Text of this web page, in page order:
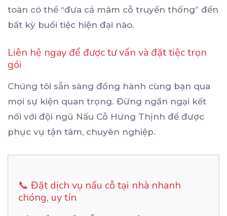
toàn có thể “đưa cả mâm cỗ truyền thống” đến
bất kỳ buổi tiệc hiện đại nào.
Liên hệ ngay để được tư vấn và đặt tiệc trọn
gói
Chúng tôi sẵn sàng đồng hành cùng bạn qua
mọi sự kiện quan trọng. Đừng ngần ngại kết
nối với đội ngũ Nấu Cỗ Hưng Thịnh để được
phục vụ tận tâm, chuyên nghiệp.
📞 Đặt dịch vụ nấu cỗ tại nhà nhanh
chóng, uy tín